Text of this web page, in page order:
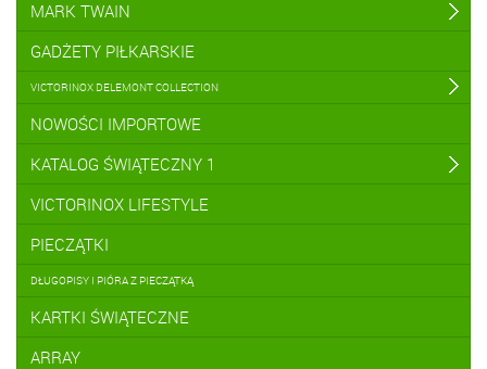
MARK TWAIN
GADŻETY PIŁKARSKIE
VICTORINOX DELEMONT COLLECTION
NOWOŚCI IMPORTOWE
KATALOG ŚWIĄTECZNY 1
VICTORINOX LIFESTYLE
PIECZĄTKI
DŁUGOPISY I PIÓRA Z PIECZĄTKĄ
KARTKI ŚWIĄTECZNE
ARRAY